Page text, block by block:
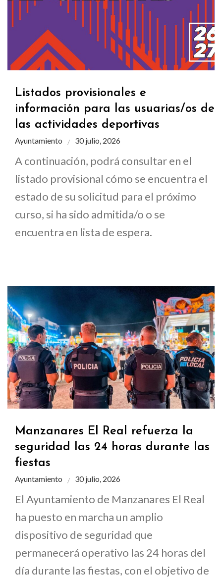
Listados provisionales e
información para las usuarias/os de
las actividades deportivas
Ayuntamiento 30 julio, 2026
A continuación, podrá consultar en el
listado provisional cómo se encuentra el
estado de su solicitud para el próximo
curso, si ha sido admitida/o o se
encuentra en lista de espera.
Manzanares El Real refuerza la
seguridad las 24 horas durante las
fiestas
Ayuntamiento 30 julio, 2026
El Ayuntamiento de Manzanares El Real
ha puesto en marcha un amplio
dispositivo de seguridad que
permanecerá operativo las 24 horas del
día durante las fiestas, con el objetivo de